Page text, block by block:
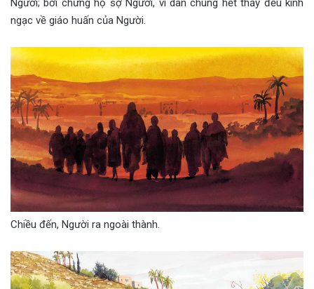
Người; bởi chưng họ sợ Người, vì dân chúng hết thảy đều kinh
ngạc về giáo huấn của Người.
Chiều đến, Người ra ngoài thành.